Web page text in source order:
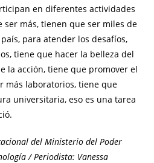
en diferentes actividades
ser más, tienen que ser miles de
para atender los desafíos,
tiene que hacer la belleza del
la acción, tiene que promover el
más laboratorios, tiene que
universitaria, eso es una tarea
del Ministerio del Poder
/ Periodista: Vanessa